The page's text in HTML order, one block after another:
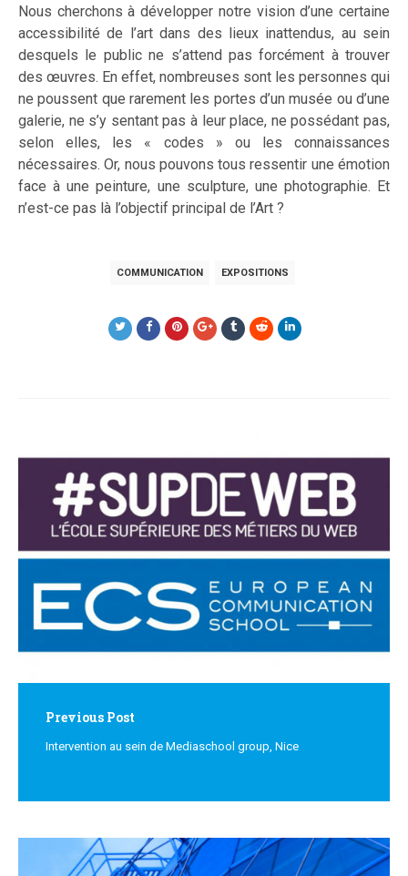
Nous cherchons à développer notre vision d’une certaine
accessibilité de l’art dans des lieux inattendus, au sein
desquels le public ne s’attend pas forcément à trouver
des œuvres. En effet, nombreuses sont les personnes qui
ne poussent que rarement les portes d’un musée ou d’une
galerie, ne s’y sentant pas à leur place, ne possédant pas,
selon elles, les « codes » ou les connaissances
nécessaires. Or, nous pouvons tous ressentir une émotion
face à une peinture, une sculpture, une photographie. Et
n’est-ce pas là l’objectif principal de l’Art ?
COMMUNICATION EXPOSITIONS
navigation
Previous Post
Intervention au sein de Mediaschool group, Nice